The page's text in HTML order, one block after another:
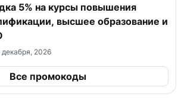
5% на курсы повышения
высшее образование и
2026
Все промокоды